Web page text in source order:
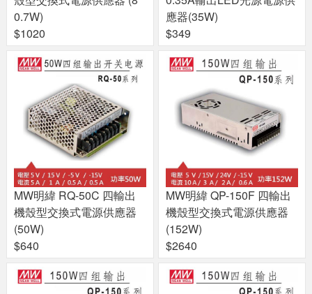
0.7W)
$1020
應器(35W)
$349
MW明緯 RQ-50C 四輸出
機殼型交換式電源供應器
(50W)
$640
MW明緯 QP-150F 四輸出
機殼型交換式電源供應器
(152W)
$2640